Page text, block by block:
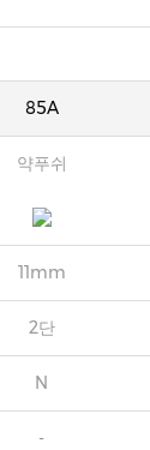
85A
약푸쉬
11mm
2단
N
-